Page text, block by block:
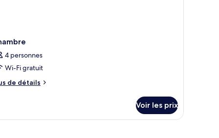
4 personnes
Wi-Fi gratuit
de détails
Voir les prix